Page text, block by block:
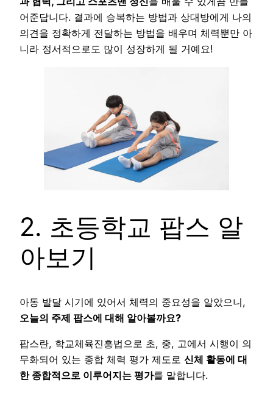
어준답니다. 결과에 승복하는 방법과 상대방에게 나의
의견을 정확하게 전달하는 방법을 배우며 체력뿐만 아
니라 정서적으로도 많이 성장하게 될 거예요!
2. 초등학교 팝스 알
아보기
아동 발달 시기에 있어서 체력의 중요성을 알았으니,
오늘의 주제 팝스에 대해 알아볼까요?
팝스란, 학교체육진흥법으로 초, 중, 고에서 시행이 의
무화되어 있는 종합 체력 평가 제도로 신체 활동에 대
한 종합적으로 이루어지는 평가를 말합니다.